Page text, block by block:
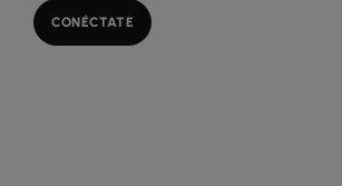
CONÉCTATE